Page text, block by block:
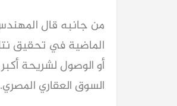
السوق العقاري المصري.